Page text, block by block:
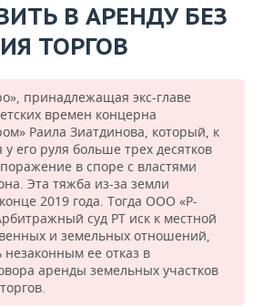
В АРЕНДУ БЕЗ
ТОРГОВ
принадлежащая экс-главе
времен концерна
Раила Зиатдинова, который, к
у его руля больше трех десятков
поражение в споре с властями
Эта тяжба из-за земли
2019 года. Тогда ООО «Р-
суд РТ иск к местной
и земельных отношений,
незаконным ее отказ в
аренды земельных участков